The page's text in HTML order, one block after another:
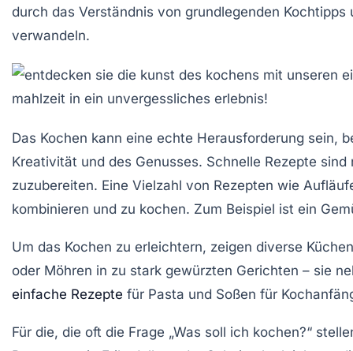
durch das Verständnis von grundlegenden
verwandeln.
Das Kochen kann eine echte Herausforderung sein,
Kreativität und des Genusses. Schnelle Rezepte sind
zuzubereiten. Eine Vielzahl von Rezepten wie
kombinieren und zu kochen. Zum Beispiel ist ein
Um das Kochen zu erleichtern, zeigen diverse
oder Möhren in zu stark gewürzten Gerichten – sie
einfache Rezepte für Pasta und Soßen für
Für die, die oft die Frage „Was soll ich kochen?“